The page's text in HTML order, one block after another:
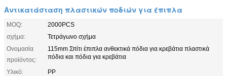
Αντικατάσταση πλαστικών ποδιών για έπιπλα
MOQ:
2000PCS
σχήμα:
Τετράγωνο σχήμα
Ονομασία
προϊόντος:
115mm Σπίτι έπιπλα ανθεκτικά πόδια για κρεβάτια πλαστικά
πόδια και πόδια για κρεβάτια
Υλικό:
PP